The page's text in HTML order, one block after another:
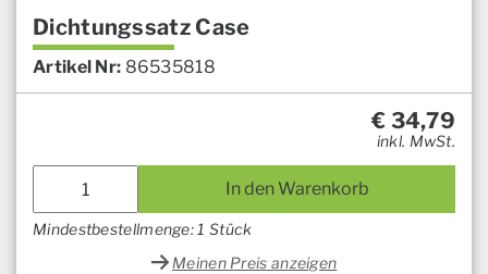
Dichtungssatz Case
Artikel Nr: 86535818
€ 34,79
inkl. MwSt.
In den Warenkorb
Mindestbestellmenge: 1 Stück
Meinen Preis anzeigen